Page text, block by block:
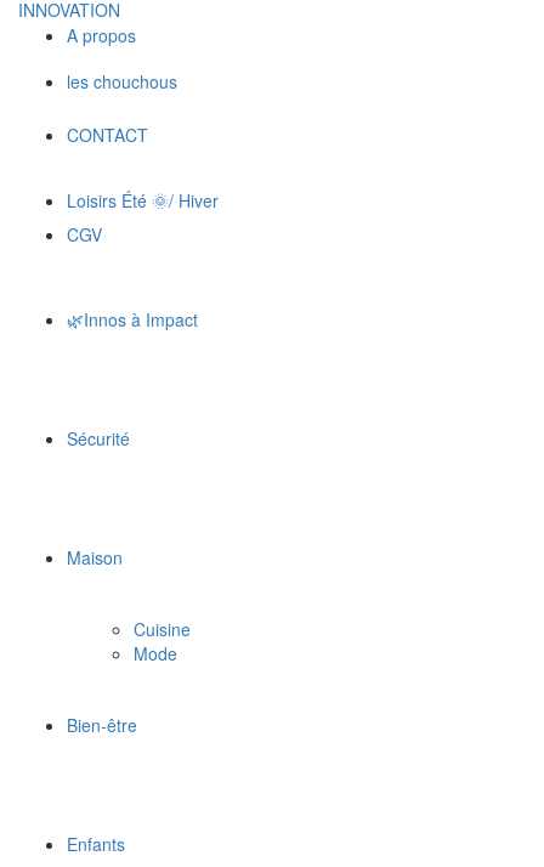
A propos
CONTACT
CGV
les chouchous
Loisirs Été 🌞/ Hiver
🌿Innos à Impact
Sécurité
Maison
Cuisine
Mode
Bien-être
Enfants